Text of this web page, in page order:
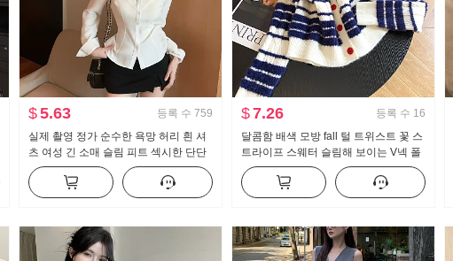
$5.63 등록 수 759
실제 촬영 정가 순수한 욕망 허리 흰 셔
츠 여성 긴 소매 슬림 피트 섹시한 단단
한 셔츠 ol 유니폼 경력 작업복
$7.26 등록 수 16
달콤함 배색 모방 fall 털 트위스트 꽃 스
트라이프 스웨터 슬림해 보이는 V넥 폴
로 칼라 레이스 니트 오픈 가디건